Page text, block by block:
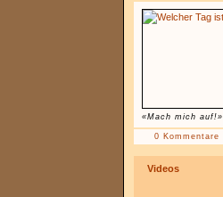
«Mach mich auf!»
0 Kommentare
Videos